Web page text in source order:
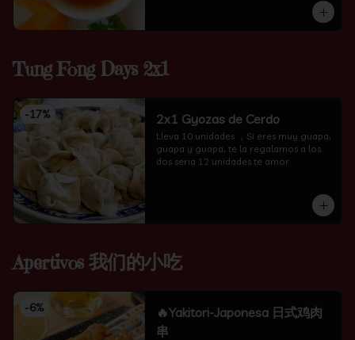
Tung Fong Days 2x1
-17% 2x1 Gyozas de Cerdo
Lleva 10 unidades ，Si eres muy guapa,
guapa y guapa, te la regalamos a los
dos seria 12 unidades te amor
Apertivos 我们的小吃
-6%
🔥Yakitori-Japonesa 日式鸡肉
串